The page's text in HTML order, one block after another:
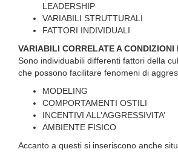
LEADERSHIP
VARIABILI STRUTTURALI
FATTORI INDIVIDUALI
VARIABILI CORRELATE A CONDIZIONI
Sono individuabili differenti fattori della
che possono facilitare fenomeni di
MODELING
COMPORTAMENTI OSTILI
INCENTIVI ALL’AGGRESSIVITA’
AMBIENTE FISICO
Accanto a questi si inseriscono anche